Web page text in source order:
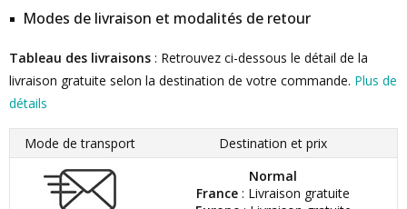
Modes de livraison et modalités de retour
Tableau des livraisons : Retrouvez ci-dessous le détail de la
livraison gratuite selon la destination de votre commande. Plus de
détails
Mode de transport
Destination et prix
Normal
France : Livraison gratuite